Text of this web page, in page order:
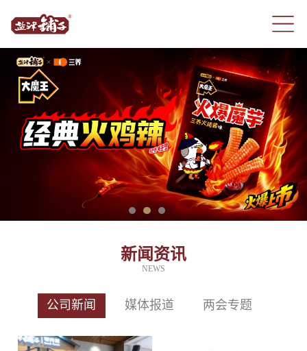
新闻资讯
NEWS
公司新闻 媒体报道 两会专题